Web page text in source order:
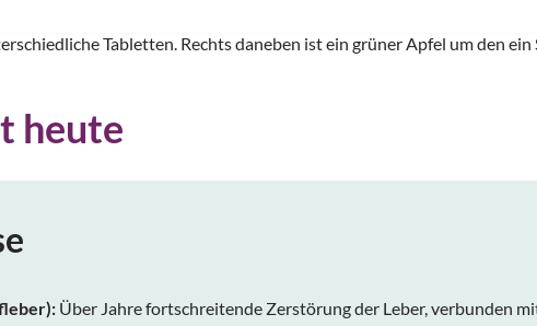
heute
Über Jahre fortschreitende Zerstörung der Leber, verbunden